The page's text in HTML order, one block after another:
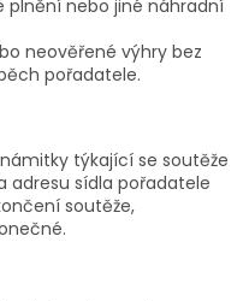
plnění nebo jiné náhradní
neověřené výhry bez
pořadatele.
týkající se soutěže
adresu sídla pořadatele
soutěže,